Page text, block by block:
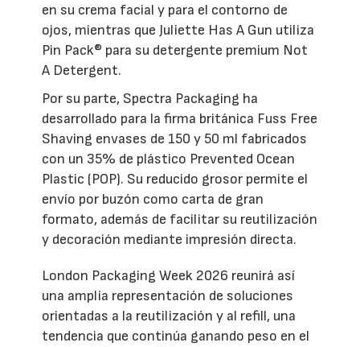
en su crema facial y para el contorno de
ojos, mientras que Juliette Has A Gun utiliza
Pin Pack® para su detergente premium Not
A Detergent.
Por su parte, Spectra Packaging ha
desarrollado para la firma británica Fuss Free
Shaving envases de 150 y 50 ml fabricados
con un 35% de plástico Prevented Ocean
Plastic (POP). Su reducido grosor permite el
envío por buzón como carta de gran
formato, además de facilitar su reutilización
y decoración mediante impresión directa.
London Packaging Week 2026 reunirá así
una amplia representación de soluciones
orientadas a la reutilización y al refill, una
tendencia que continúa ganando peso en el